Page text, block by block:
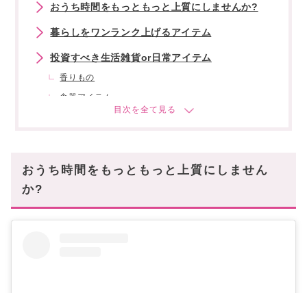
おうち時間をもっともっと上質にしませんか?
暮らしをワンランク上げるアイテム
投資すべき生活雑貨or日常アイテム
香りもの
食器アイテム
インテリアアイテム
あなたにオススメの記事はこちら
おうち時間をもっともっと上質にしません
か?